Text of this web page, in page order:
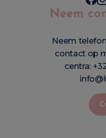
Neem
Neem
contact op
centra: